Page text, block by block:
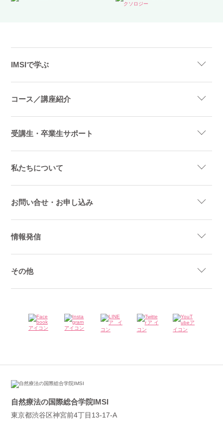
IMSIで学ぶ
コース／講座紹介
受講生・卒業生サポート
私たちについて
お問い合せ・お申し込み
情報発信
その他
自然療法の国際総合学院IMSI
東京都渋谷区神宮前4丁目13-17-A